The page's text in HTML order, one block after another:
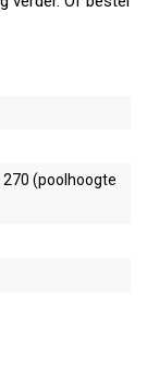
270 (poolhoogte